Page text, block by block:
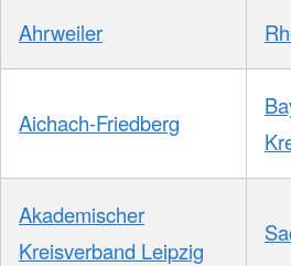
Ahrweiler
Aichach-Friedberg
Akademischer
Kreisverband Leipzig